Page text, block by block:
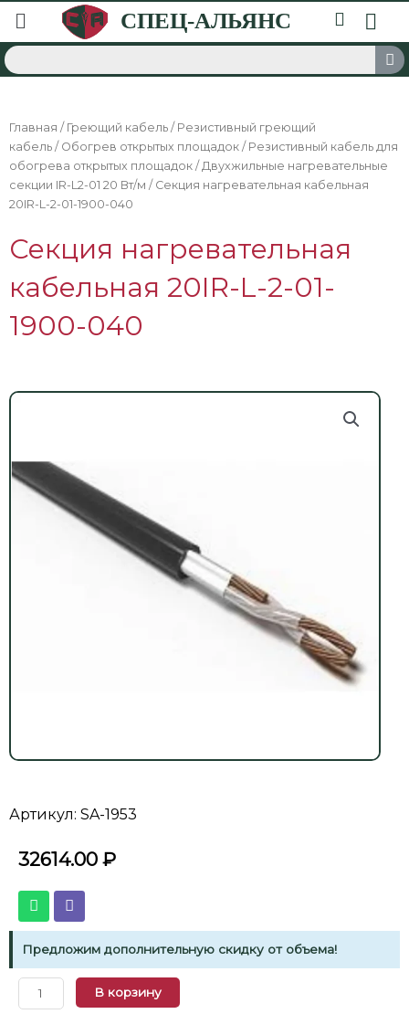
Главная / Греющий кабель / Резистивный греющий
кабель / Обогрев открытых площадок / Резистивный кабель для
обогрева открытых площадок / Двухжильные нагревательные
секции IR-L2-01 20 Вт/м / Секция нагревательная кабельная
20IR-L-2-01-1900-040
Секция нагревательная
кабельная 20IR-L-2-01-
1900-040
Артикул: SA-1953
32614.00 ₽
Предложим дополнительную скидку от объема!
В корзину